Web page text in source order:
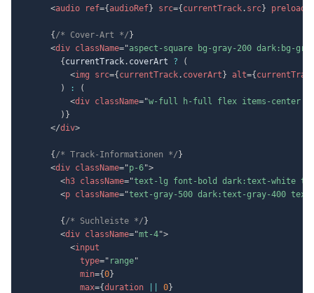
<audio ref={audioRef} src={ currentTrack. src} preload
{ /* Cover-Art */ }
<div className="aspect-square bg-gray-200 dark:bg-
{ currentTrack. coverArt ?
(
<img src={ currentTrack. coverArt } alt={
)
:
(
<div className="w-full h-full flex items-center
) }
</div>
{ /* Track-Informationen */ }
<div className="p-6">
<h3 className="text-lg font-bold dark:text-white
<p className="text-gray-500 dark:text-gray-400 text-
{ /* Suchleiste */ }
<div className="mt-4">
<input
type=" range"
min={0}
max={duration 0}